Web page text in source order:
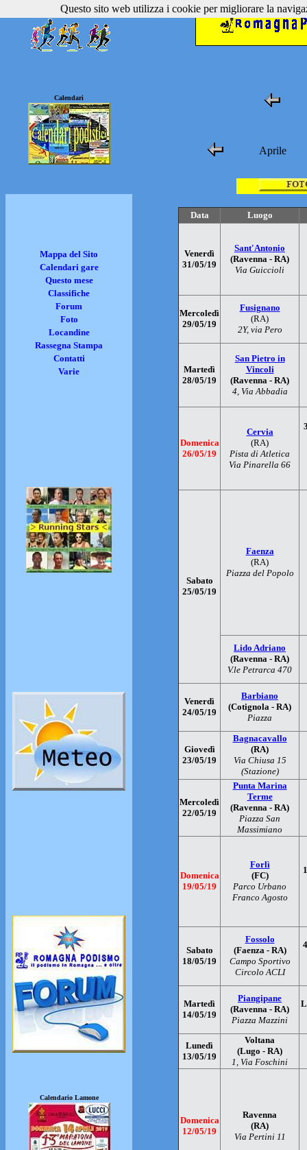
Calendari
Aprile
Mappa del Sito
Calendari gare
Questo mese
Classifiche
Forum
Foto
Locandine
Rassegna Stampa
Contatti
Varie
Data Luogo
Venerdì
31/05/19
Sant'Antonio
(Ravenna - RA)
Via Guiccioli
Mercoledì
29/05/19
Fusignano
(RA)
2Y, via Pero
Martedì
28/05/19
San Pietro in
Vincoli
(Ravenna - RA)
4, Via Abbadia
Domenica
26/05/19
Cervia
(RA)
Pista di Atletica
Via Pinarella 66
Sabato
25/05/19
Faenza
(RA)
Piazza del Popolo
Lido Adriano
(Ravenna - RA)
V.le Petrarca 470
Venerdì
24/05/19
Barbiano
(Cotignola - RA)
Piazza
Giovedì
23/05/19
Bagnacavallo
(RA)
Via Chiusa 15
(Stazione)
Mercoledì
22/05/19
Punta Marina
Terme
(Ravenna - RA)
Piazza San
Massimiano
Domenica
19/05/19
Forlì
(FC)
Parco Urbano
Franco Agosto
Sabato
18/05/19
Fossolo
(Faenza - RA)
Campo Sportivo
Circolo ACLI
Martedì
14/05/19
Piangipane
(Ravenna - RA)
Piazza Mazzini
Lunedì
13/05/19
Voltana
(Lugo - RA)
1, Via Foschini
Domenica
12/05/19
Ravenna
(RA)
Via Pertini 11
Calendario Lamone
Questo sito web utilizza i cookie per migliorare la